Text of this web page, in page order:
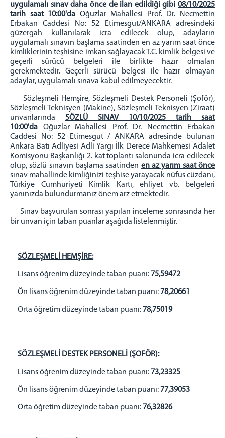
uygulamalı sınav daha önce de ilan edildiği gibi 08/10/2025
tarih saat 10:00'da Oğuzlar Mahallesi Prof. Dr. Necmettin
Erbakan Caddesi No: 52 Etimesgut/ANKARA adresindeki
güzergah kullanılarak icra edilecek olup, adayların
uygulamalı sınavın başlama saatinden en az yarım saat önce
kimliklerinin teşhisine imkan sağlayacak T.C. kimlik belgesi ve
geçerli sürücü belgeleri ile birlikte hazır olmaları
gerekmektedir. Geçerli sürücü belgesi ile hazır olmayan
adaylar, uygulamalı sınava kabul edilmeyecektir.
Sözleşmeli Hemşire, Sözleşmeli Destek Personeli (Şoför),
Sözleşmeli Teknisyen (Makine), Sözleşmeli Teknisyen (Ziraat)
unvanlarında SÖZLÜ SINAV 10/10/2025 tarih saat
10:00'da Oğuzlar Mahallesi Prof. Dr. Necmettin Erbakan
Caddesi No: 52 Etimesgut / ANKARA adresinde bulunan
Ankara Batı Adliyesi Adli Yargı İlk Derece Mahkemesi Adalet
Komisyonu Başkanlığı 2. kat toplantı salonunda icra edilecek
olup, sözlü sınavın başlama saatinden en az yarım saat önce
sınav mahallinde kimliğinizi teşhise yarayacak nüfus cüzdanı,
Türkiye Cumhuriyeti Kimlik Kartı, ehliyet vb. belgeleri
yanınızda bulundurmanız önem arz etmektedir.
Sınav başvuruları sonrası yapılan inceleme sonrasında her
bir unvan için taban puanlar aşağıda listelenmiştir.
SÖZLEŞMELİ HEMŞİRE:
Lisans öğrenim düzeyinde taban puanı: 75,59472
Ön lisans öğrenim düzeyinde taban puanı: 78,20661
Orta öğretim düzeyinde taban puanı: 78,75019
SÖZLEŞMELİ DESTEK PERSONELİ (ŞOFÖR):
Lisans öğrenim düzeyinde taban puanı: 73,23325
Ön lisans öğrenim düzeyinde taban puanı: 77,39053
Orta öğretim düzeyinde taban puanı: 76,32826